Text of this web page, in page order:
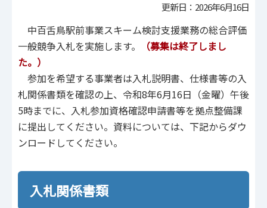
更新日：2026年6月16日
中百舌鳥駅前事業スキーム検討支援業務の総合評価
一般競争入札を実施します。
（募集は終了しまし
た。）
参加を希望する事業者は入札説明書、仕様書等の入
札関係書類を確認の上、令和8年6月16日（金曜）午後
5時までに、入札参加資格確認申請書等を拠点整備課
に提出してください。資料については、下記からダウ
ンロードしてください。
入札関係書類